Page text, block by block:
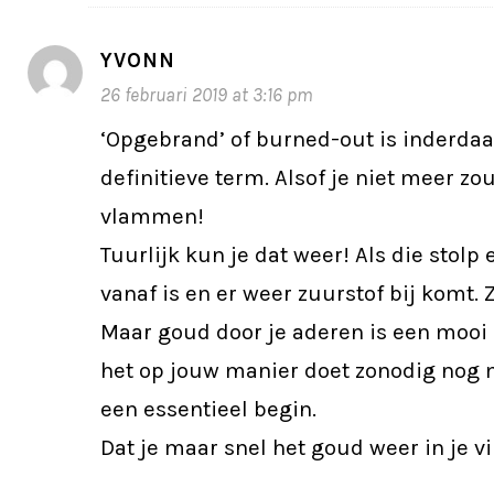
YVONN
26 februari 2019 at 3:16 pm
‘Opgebrand’ of burned-out is
definitieve term. Alsof je niet meer
vlammen!
Tuurlijk kun je dat weer! Als die stolp
vanaf is en er weer zuurstof bij komt.
Maar goud door je aderen is een mooi
het op jouw manier doet zonodig nog
een essentieel begin.
Dat je maar snel het goud weer in je